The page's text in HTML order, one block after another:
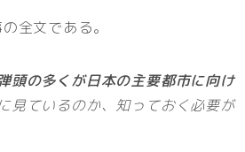
全文である。
頭の多くが日本の主要都市に向け
見ているのか、知っておく必要が